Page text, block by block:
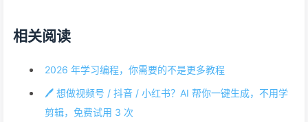
相关阅读
2026 年学习编程，你需要的不是更多教程
🖊️ 想做视频号 / 抖音 / 小红书？AI 帮你一键生成，不用学
剪辑，免费试用 3 次